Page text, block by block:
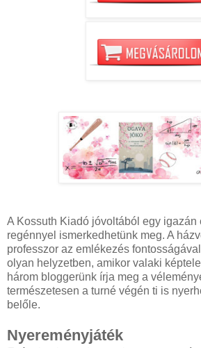
A Kossuth Kiadó jóvoltából egy igazán
regénnyel ismerkedhetünk meg. A
professzor az emlékezés
olyan helyzetben, amikor valaki
három bloggerünk írja meg a
természetesen a turné végén ti is
belőle.
Nyereményjáték